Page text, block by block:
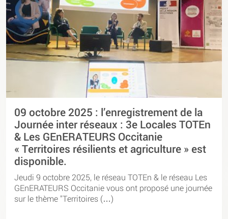
09 octobre 2025 : l’enregistrement de la
Journée inter réseaux : 3e Locales TOTEn
& Les GEnERATEURS Occitanie
« Territoires résilients et agriculture » est
disponible.
Jeudi 9 octobre 2025, le réseau TOTEn & le réseau Les
GEnERATEURS Occitanie vous ont proposé une journée
sur le thème "Territoires (…)